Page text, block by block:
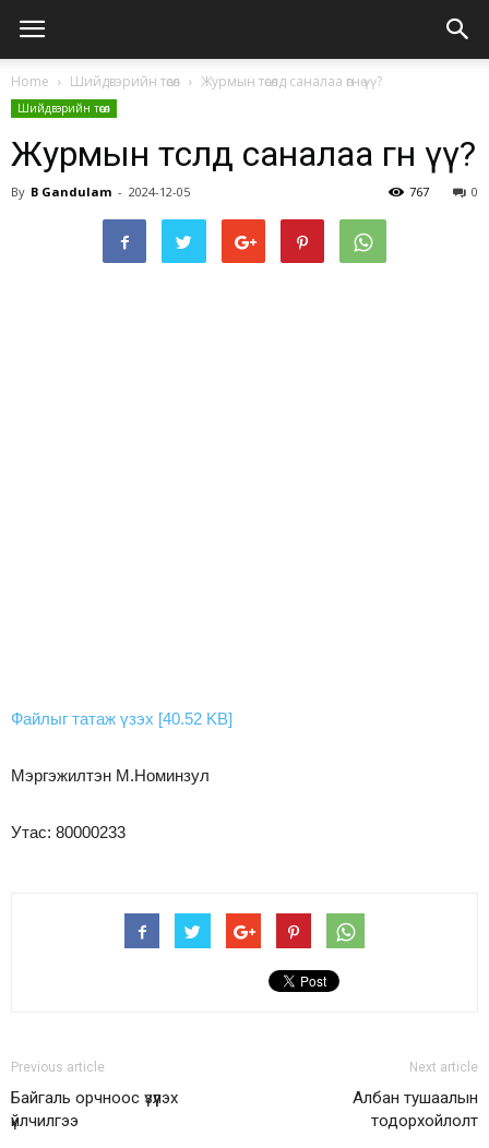
Home Шийдвэрийн төсөл Журмын төсөлд саналаа өгнө үү?
Шийдвэрийн төсөл
Журмын төсөлд саналаа өгнө үү?
By B Gandulam - 2024-12-05 0
767
Файлыг татаж үзэх [40.52 KB]
Мэргэжилтэн М.Номинзул
Утас: 80000233
Previous article
Байгаль орчноос үзүүлэх
үйлчилгээ
Next article
Албан тушаалын
тодорхойлолт